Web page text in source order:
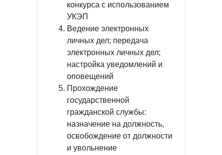
конкурса с использованием
УКЭП
Ведение электронных
личных дел; передача
электронных личных дел;
настройка уведомлений и
оповещений
Прохождение
государственной
гражданской службы:
назначение на должность,
освобождение от должности
и увольнение